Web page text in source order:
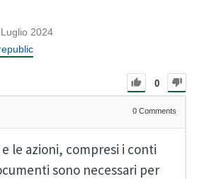
2024
0
0 Comments
le azioni, compresi i conti
sono necessari per